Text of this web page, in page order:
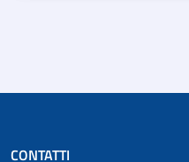
CONTATTI